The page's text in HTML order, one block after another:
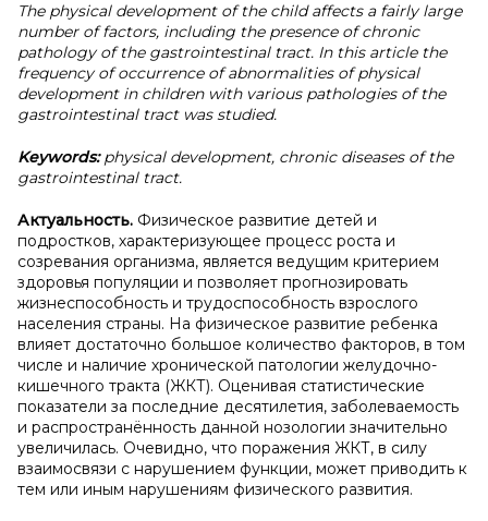
The physical development of the child affects a fairly large
number of factors, including the presence of chronic
pathology of the gastrointestinal tract. In this article the
frequency of occurrence of abnormalities of physical
development in children with various pathologies of the
gastrointestinal tract was studied.
Keywords:physical development, chronic diseases of the
gastrointestinal tract.
Актуальность. Физическое развитие детей и
подростков, характеризующее процесс роста и
созревания организма, является ведущим критерием
здоровья популяции и позволяет прогнозировать
жизнеспособность и трудоспособность взрослого
населения страны. На физическое развитие ребенка
влияет достаточно большое количество факторов, в том
числе и наличие хронической патологии желудочно-
кишечного тракта (ЖКТ). Оценивая статистические
показатели за последние десятилетия, заболеваемость
и распространённость данной нозологии значительно
увеличилась. Очевидно, что поражения ЖКТ, в силу
взаимосвязи с нарушением функции, может приводить к
тем или иным нарушениям физического развития.